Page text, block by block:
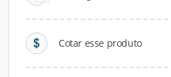
Cotar esse produto